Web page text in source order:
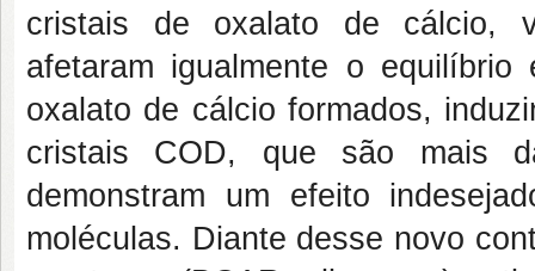
cristais de oxalato de cálcio,
afetaram igualmente o
oxalato de cálcio formados,
cristais COD, que são mais
demonstram um efeito
moléculas. Diante desse novo